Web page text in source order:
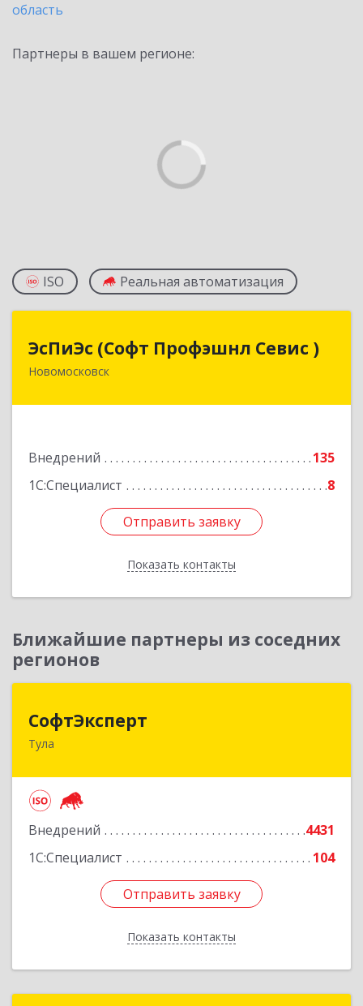
область
Партнеры в вашем регионе:
ISO Реальная автоматизация
ЭсПиЭс (Софт Профэшнл Севис )
Новомосковск
Внедрений
135
1С:Специалист
8
Отправить заявку
Показать контакты
ЭсПиЭс (Софт Профэшнл Севис )
301659, Тульская обл, Новомосковский р-н,
Отправить заявку
Назад
Ближайшие партнеры из соседних
регионов
СофтЭксперт
Тула
Внедрений
4431
1С:Специалист
104
Отправить заявку
Показать контакты
300013, Тульская обл, Тула г, Болдина ул, дом №
Отправить заявку
Назад